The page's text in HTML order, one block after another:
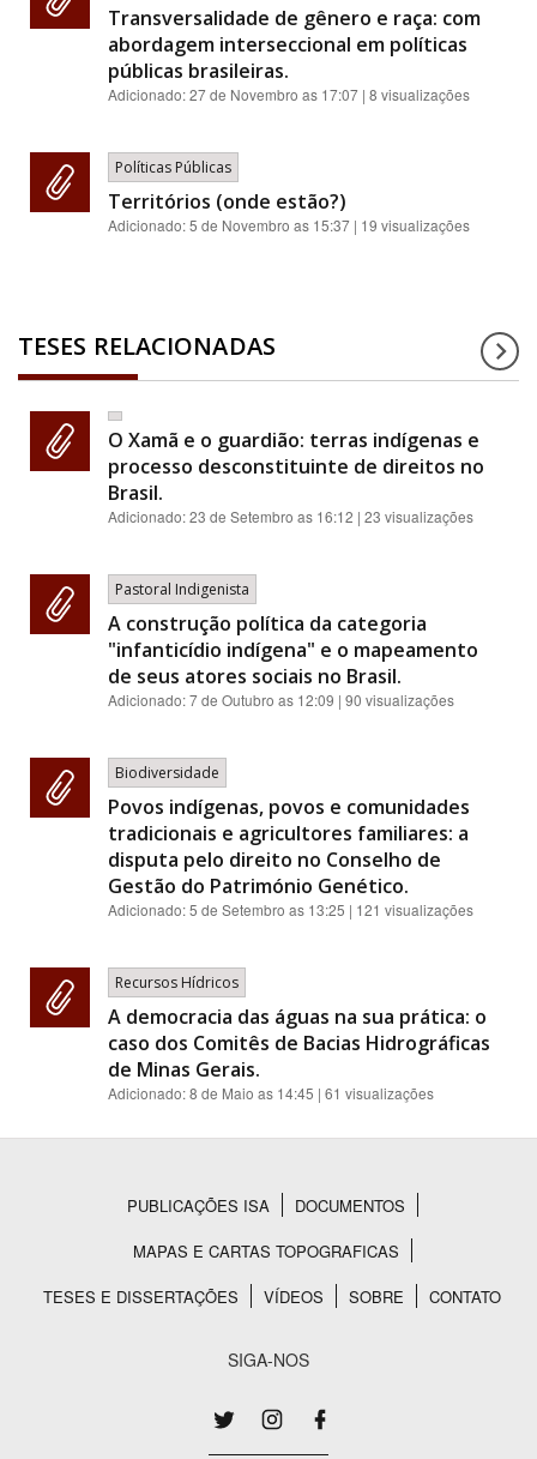
Transversalidade de gênero e raça: com
abordagem interseccional em políticas
públicas brasileiras.
Adicionado:27 de Novembro as 17:07 | 8 visualizações
Políticas Públicas
Territórios (onde estão?)
Adicionado:5 de Novembro as 15:37 | 19 visualizações
TESES RELACIONADAS
O Xamã e o guardião: terras indígenas e
processo desconstituinte de direitos no
Brasil.
Adicionado:23 de Setembro as 16:12 | 23 visualizações
Pastoral Indigenista
A construção política da categoria
"infanticídio indígena" e o mapeamento
de seus atores sociais no Brasil.
Adicionado:7 de Outubro as 12:09 | 90 visualizações
Biodiversidade
Povos indígenas, povos e comunidades
tradicionais e agricultores familiares: a
disputa pelo direito no Conselho de
Gestão do Património Genético.
Adicionado:5 de Setembro as 13:25 | 121 visualizações
Recursos Hídricos
A democracia das águas na sua prática: o
caso dos Comitês de Bacias Hidrográficas
de Minas Gerais.
Adicionado:8 de Maio as 14:45 | 61 visualizações
Rodapé
PUBLICAÇÕES ISA
DOCUMENTOS
MAPAS E CARTAS TOPOGRAFICAS
TESES E DISSERTAÇÕES
VÍDEOS SOBRE CONTATO
SIGA-NOS